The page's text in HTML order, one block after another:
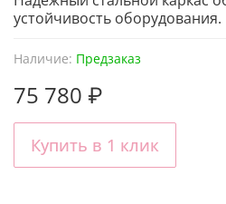
Наличие: Предзаказ
75 780 ₽
Купить в 1 клик
устойчивость оборудования.